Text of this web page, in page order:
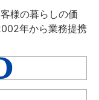
様の暮らしの価
年から業務提携